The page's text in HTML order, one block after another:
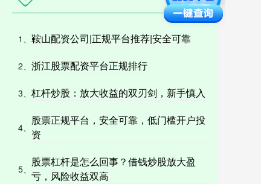
1、 鞍山配资公司|正规平台推荐|安全可靠
2、 浙江股票配资平台正规排行
3、 杠杆炒股：放大收益的双刃剑，新手慎入
4、
股票正规平台，安全可靠，低门槛开户投
资
5、
股票杠杆是怎么回事？借钱炒股放大盈
亏，风险收益双高